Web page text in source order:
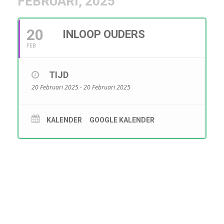
20
FEB
INLOOP OUDERS
TIJD
20 Februari 2025 - 20 Februari 2025
KALENDER GOOGLE KALENDER